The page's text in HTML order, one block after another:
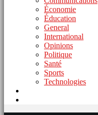
Économie
Éducation
General
International
Opinions
Politique
Santé
Sports
Technologies